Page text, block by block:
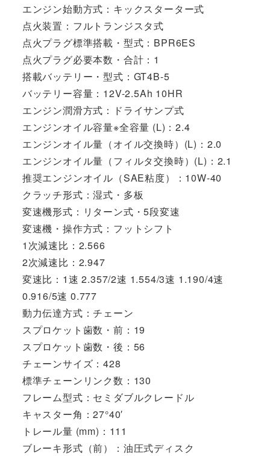
エンジン始動方式：キックスターター式
点火装置：フルトランジスタ式
点火プラグ標準搭載・型式：BPR6ES
点火プラグ必要本数・合計：1
搭載バッテリー・型式：GT4B-5
バッテリー容量：12V-2.5Ah 10HR
エンジン潤滑方式：ドライサンプ式
エンジンオイル容量※全容量 (L)：2.4
エンジンオイル量（オイル交換時）(L)：2.0
エンジンオイル量（フィルタ交換時）(L)：2.1
推奨エンジンオイル（SAE粘度）：10W-40
クラッチ形式：湿式・多板
変速機形式：リターン式・5段変速
変速機・操作方式：フットシフト
1次減速比：2.566
2次減速比：2.947
変速比：1速 2.357/2速 1.554/3速 1.190/4速
0.916/5速 0.777
動力伝達方式：チェーン
スプロケット歯数・前：19
スプロケット歯数・後：56
チェーンサイズ：428
標準チェーンリンク数：130
フレーム型式：セミダブルクレードル
キャスター角：27°40′
トレール量 (mm)：111
ブレーキ形式（前）：油圧式ディスク